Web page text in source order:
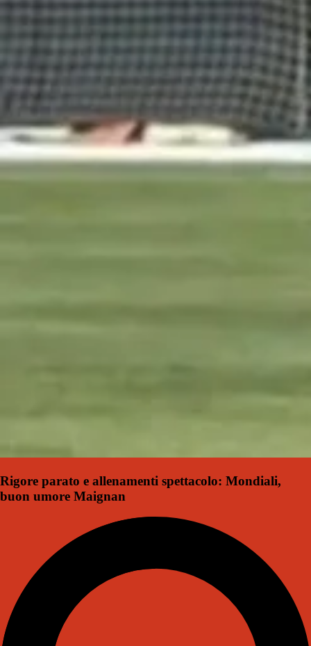
Rigore parato e allenamenti spettacolo: Mondiali,
buon umore Maignan